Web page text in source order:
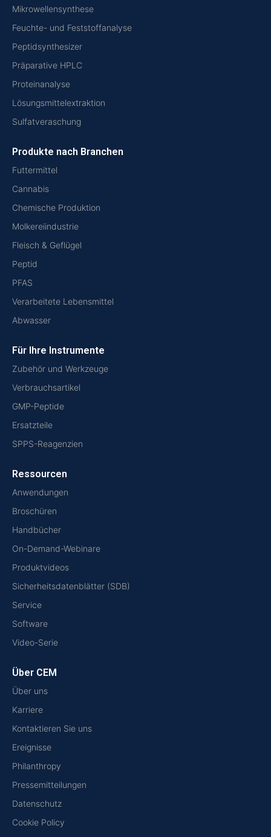
Mikrowellensynthese
Feuchte- und Feststoffanalyse
Peptidsynthesizer
Präparative HPLC
Proteinanalyse
Lösungsmittelextraktion
Sulfatveraschung
Produkte nach Branchen
Futtermittel
Cannabis
Chemische Produktion
Molkereiindustrie
Fleisch & Geflügel
Peptid
PFAS
Verarbeitete Lebensmittel
Abwasser
Für Ihre Instrumente
Zubehör und Werkzeuge
Verbrauchsartikel
GMP-Peptide
Ersatzteile
SPPS-Reagenzien
Ressourcen
Anwendungen
Broschüren
Handbücher
On-Demand-Webinare
Produktvideos
Sicherheitsdatenblätter (SDB)
Service
Software
Video-Serie
Über CEM
Über uns
Karriere
Kontaktieren Sie uns
Ereignisse
Philanthropy
Pressemitteilungen
Datenschutz
Cookie Policy